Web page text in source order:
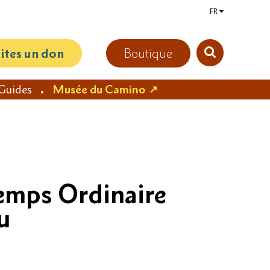
FR
Boutique
un don
Musée du Camino
Ordinaire